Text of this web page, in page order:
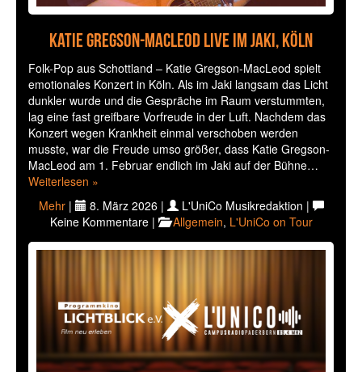
Katie Gregson-MacLeod live im Jaki, Köln
Folk-Pop aus Schottland – Katie Gregson-MacLeod spielt
emotionales Konzert in Köln. Als im Jaki langsam das Licht
dunkler wurde und die Gespräche im Raum verstummten,
lag eine fast greifbare Vorfreude in der Luft. Nachdem das
Konzert wegen Krankheit einmal verschoben werden
musste, war die Freude umso größer, dass Katie Gregson-
MacLeod am 1. Februar endlich im Jaki auf der Bühne…
Weiterlesen »
Mehr| 8. März 2026 |
L'UniCo Musikredaktion |
Keine Kommentare |
Allgemein, L'UniCo on Tour